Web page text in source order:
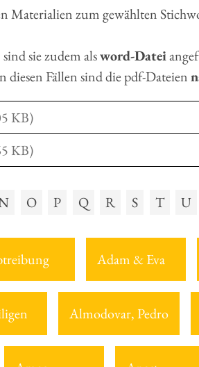
Materialien zum gewählten
sie zudem alsword-Datei
Fällen sind die pdf-Dateien
KB)
KB)
O P Q R S T U
Adam & Eva
Almodovar, Pedro